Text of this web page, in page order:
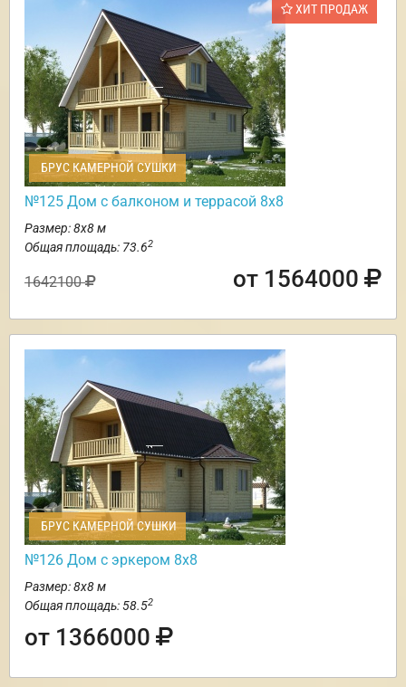
ХИТ ПРОДАЖ
БРУС КАМЕРНОЙ СУШКИ
№125 Дом с балконом и террасой 8х8
Размер: 8х8 м
Общая площадь: 73.62
1642100 от 1564000
БРУС КАМЕРНОЙ СУШКИ
№126 Дом с эркером 8х8
Размер: 8х8 м
Общая площадь: 58.52
от 1366000